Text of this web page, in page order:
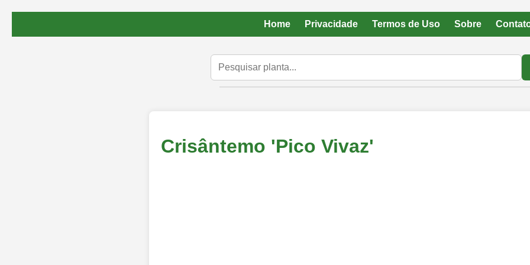
Home Privacidade Termos de Uso Sobre
Crisântemo 'Pico Vivaz'